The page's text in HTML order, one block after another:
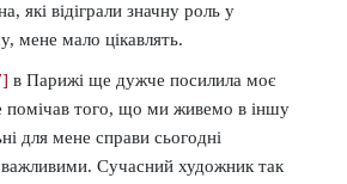
які відіграли значну роль у
мене мало цікавлять.
в Парижі ще дужче посилила моє
помічав того, що ми живемо в іншу
для мене справи сьогодні
Сучасний художник так